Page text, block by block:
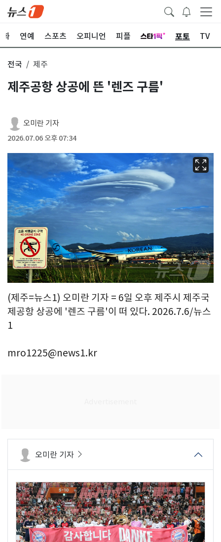
화 연예 스포츠 오피니언 피플 포토 TV
전국 제주
제주공항 상공에 뜬 '렌즈 구름'
오미란 기자
2026.07.06 오후 07:34
(제주=뉴스1) 오미란 기자 = 6일 오후 제주시 제주국
제공항 상공에 '렌즈 구름'이 떠 있다. 2026.7.6/뉴스
1
mro1225@news1.kr
오미란 기자